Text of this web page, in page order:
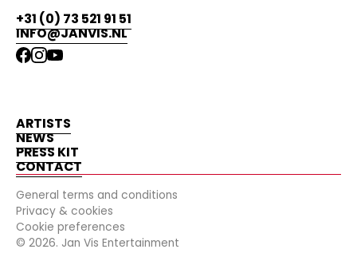
+31 (0) 73 521 91 51
INFO@JANVIS.NL
ARTISTS
NEWS
PRESS KIT
CONTACT
General terms and conditions
Privacy & cookies
Cookie preferences
© 2026. Jan Vis Entertainment